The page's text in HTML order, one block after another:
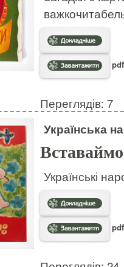
Переглядів: 7
Українська
Українські